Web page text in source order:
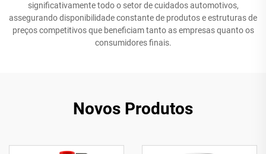
significativamente todo o setor de cuidados automotivos,
assegurando disponibilidade constante de produtos e estruturas de
preços competitivos que beneficiam tanto as empresas quanto os
consumidores finais.
Novos Produtos